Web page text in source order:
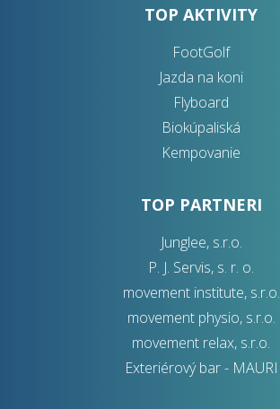
TOP AKTIVITY
FootGolf
Jazda na koni
Flyboard
Biokúpaliská
Kempovanie
TOP PARTNERI
Junglee, s.r.o.
P. J. Servis, s. r. o.
movement institute, s.r.o.
movement physio, s.r.o.
movement relax, s.r.o.
Exteriérový bar - MAURI